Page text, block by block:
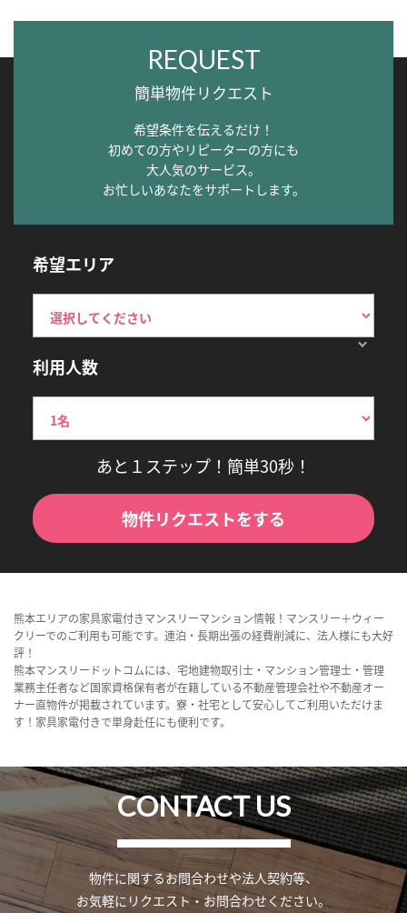
REQUEST
簡単物件リクエスト
希望条件を伝えるだけ！
初めての方やリピーターの方にも
大人気のサービス。
お忙しいあなたをサポートします。
希望エリア
利用人数
あと１ステップ！簡単30秒！
物件リクエストをする
熊本エリアの家具家電付きマンスリーマンション情報！マンスリー＋ウィー
クリーでのご利用も可能です。連泊・長期出張の経費削減に、法人様にも大好
評！
熊本マンスリードットコムには、宅地建物取引士・マンション管理士・管理
業務主任者など国家資格保有者が在籍している不動産管理会社や不動産オー
ナー直物件が掲載されています。寮・社宅として安心してご利用いただけま
す！家具家電付きで単身赴任にも便利です。
CONTACT US
物件に関するお問合わせや法人契約等、
お気軽にリクエスト・お問合わせください。